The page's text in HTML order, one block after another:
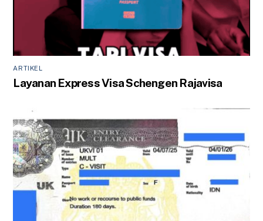
ARTIKEL
Layanan Express Visa Schengen Rajavisa